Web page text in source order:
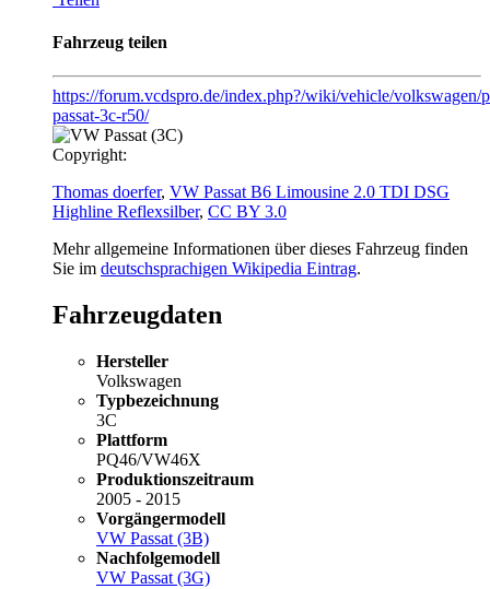
Fahrzeug teilen
https://forum.vcdspro.de/index.php?/wiki/vehicle/volkswagen/
passat-3c-r50/
Copyright:
Thomas doerfer, VW Passat B6 Limousine 2.0 TDI DSG
Highline Reflexsilber, CC BY 3.0
Mehr allgemeine Informationen über dieses Fahrzeug finden
Sie im deutschsprachigen Wikipedia Eintrag.
Fahrzeugdaten
Hersteller
Volkswagen
Typbezeichnung
3C
Plattform
PQ46/VW46X
Produktionszeitraum
2005 - 2015
Vorgängermodell
VW Passat (3B)
Nachfolgemodell
VW Passat (3G)